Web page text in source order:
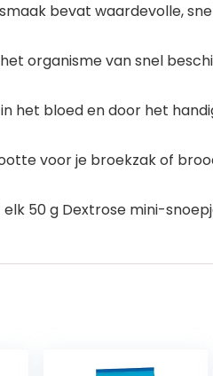
bevat waardevolle,
organisme van snel
het bloed en door het
voor je broekzak of
50 g Dextrose mini-